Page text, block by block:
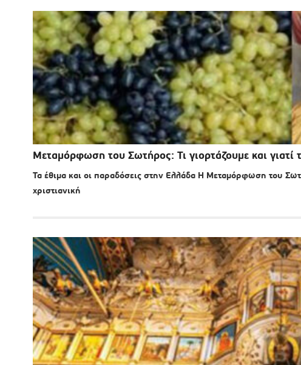
Μεταμόρφωση του Σωτήρος: Τι γιορτάζουμε και γιατί
Τα έθιμα και οι παραδόσεις στην Ελλάδα Η Μεταμόρφωση του
χριστιανική